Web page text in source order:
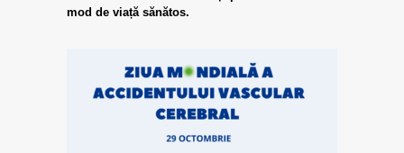
mod de viață sănătos.